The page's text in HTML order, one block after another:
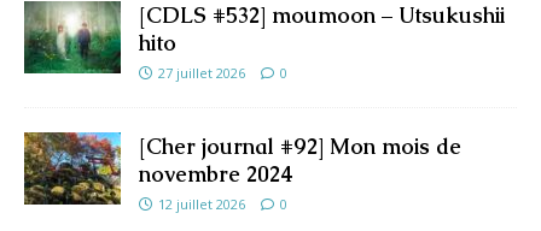
[CDLS #532] moumoon – Utsukushii
hito
27 juillet 2026 0
[Cher journal #92] Mon mois de
novembre 2024
12 juillet 2026 0